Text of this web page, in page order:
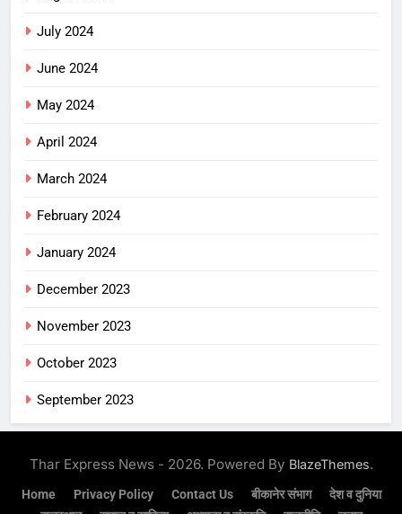
July 2024
June 2024
May 2024
April 2024
March 2024
February 2024
January 2024
December 2023
November 2023
October 2023
September 2023
Thar Express News - 2026. Powered By BlazeThemes.
Home Privacy Policy Contact Us बीकानेर संभाग
देश व दुनिया